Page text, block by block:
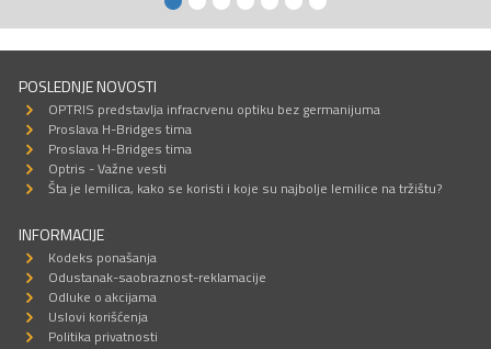
POSLEDNJE NOVOSTI
OPTRIS predstavlja infracrvenu optiku bez germanijuma
Proslava H-Bridges tima
Proslava H-Bridges tima
Optris - Važne vesti
Šta je lemilica, kako se koristi i koje su najbolje lemilice na tržištu?
INFORMACIJE
Kodeks ponašanja
Odustanak-saobraznost-reklamacije
Odluke o akcijama
Uslovi korišćenja
Politika privatnosti